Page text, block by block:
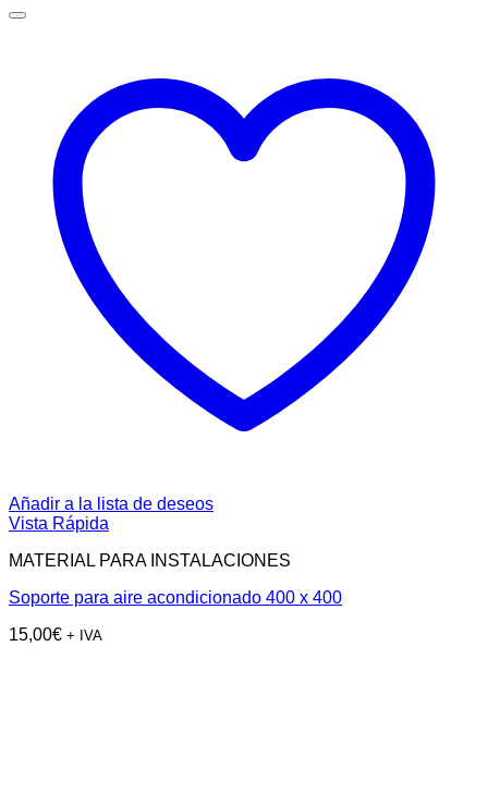
Añadir a la lista de deseos
Vista Rápida
MATERIAL PARA INSTALACIONES
Soporte para aire acondicionado 400 x 400
15,00€ + IVA